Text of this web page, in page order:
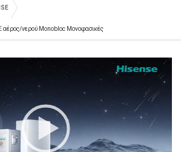
αέρος/νερού Monobloc Μονοφασικές